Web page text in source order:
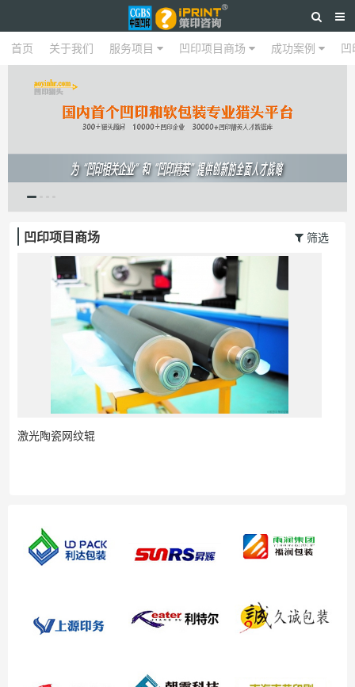
首页 关于我们 服务项目 凹印项目商场 成功案例
首页 关于我们 服务项目 凹印项目商场 成功案例
凹印项目商场 筛选
激光陶瓷网纹辊